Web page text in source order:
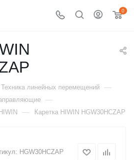
0
Техника линейных перемещений —
—
— Каретка HIWIN HGW30HCZAP
HGW30HCZAP